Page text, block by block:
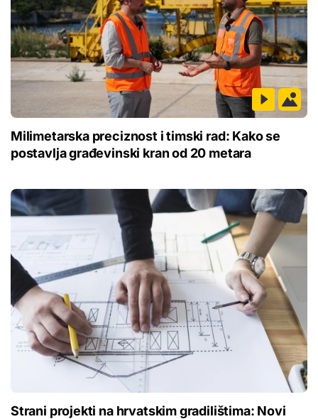
Milimetarska preciznost i timski rad: Kako se
postavlja građevinski kran od 20 metara
Strani projekti na hrvatskim gradilištima: Novi